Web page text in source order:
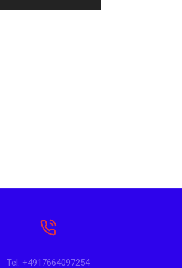
Tel: +4917664097254